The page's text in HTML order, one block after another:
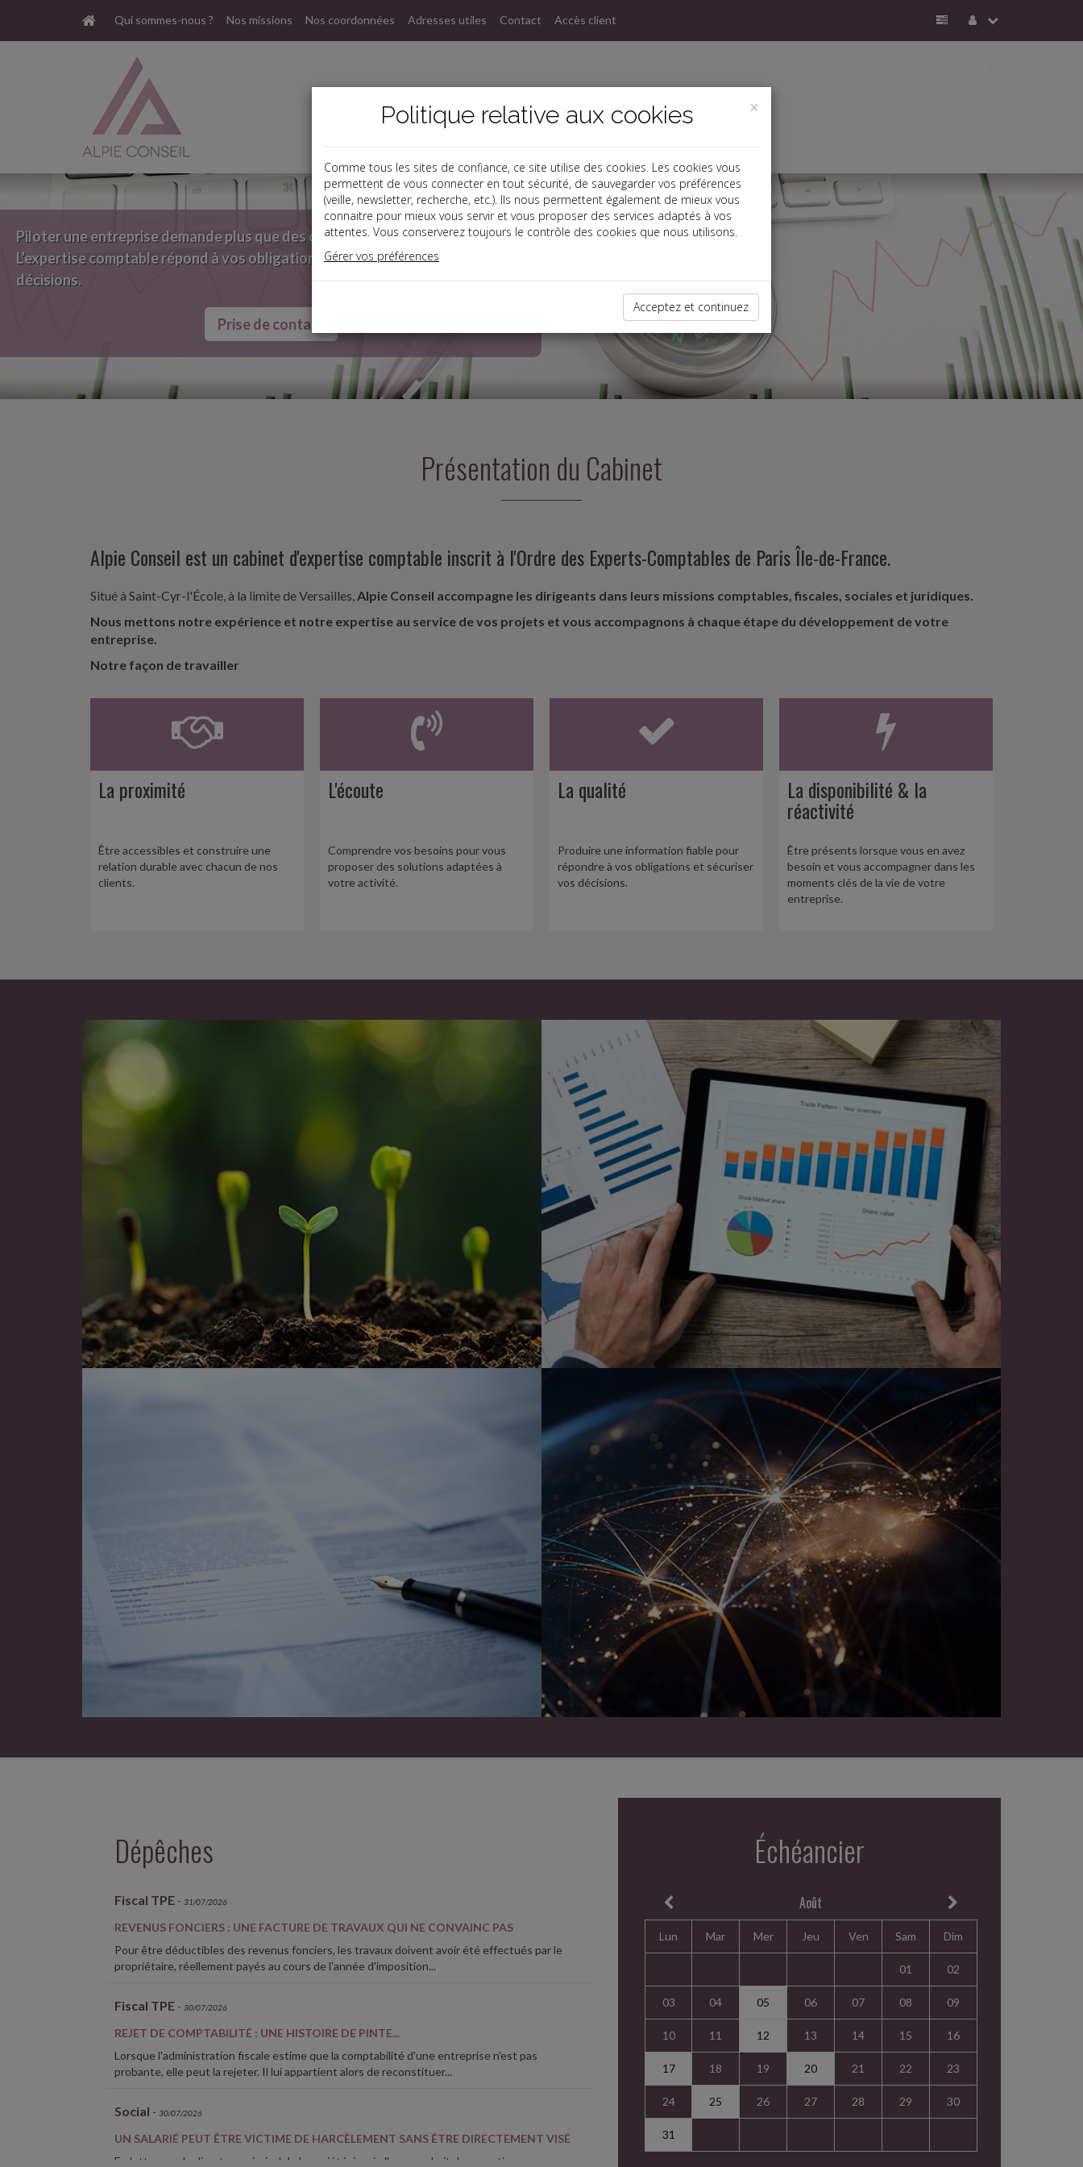
Qui sommes-nous ? Nos missions Nos coordonnées Adresses utiles Contact Accès client
Piloter une entreprise demande plus que des chiffres.
L’expertise comptable répond à vos obligations. Elle éclaire aussi vos
décisions.
Prise de contact
Présentation du Cabinet
Alpie Conseil est un cabinet d'expertise comptable inscrit à l'Ordre des Experts-Comptables de Paris Île-de-France.
Situé à Saint-Cyr-l'École, à la limite de Versailles,Alpie Conseil accompagne les dirigeants dans leurs missions comptables, fiscales, sociales et juridiques.
Nous mettons notre expérience et notre expertise au service de vos projets et vous accompagnons à chaque étape du développement de votre
entreprise.
Notre façon de travailler
La proximité
Être accessibles et construire une
relation durable avec chacun de nos
clients.
L'écoute
Comprendre vos besoins pour vous
proposer des solutions adaptées à
votre activité.
La qualité
Produire une information fiable pour
répondre à vos obligations et sécuriser
vos décisions.
La disponibilité & la
réactivité
Être présents lorsque vous en avez
besoin et vous accompagner dans les
moments clés de la vie de votre
entreprise.
Dépêches
Fiscal TPE - 31/07/2026
REVENUS FONCIERS : UNE FACTURE DE TRAVAUX QUI NE CONVAINC PAS
Pour être déductibles des revenus fonciers, les travaux doivent avoir été effectués par le
propriétaire, réellement payés au cours de l'année d'imposition...
Fiscal TPE - 30/07/2026
REJET DE COMPTABILITÉ : UNE HISTOIRE DE PINTE...
Lorsque l'administration fiscale estime que la comptabilité d'une entreprise n'est pas
probante, elle peut la rejeter. Il lui appartient alors de reconstituer...
Social - 30/07/2026
UN SALARIÉ PEUT ÊTRE VICTIME DE HARCÈLEMENT SANS ÊTRE DIRECTEMENT VISÉ
En lutte avec le directeur général de la société, à qui elle reprochait des « pratiques
Échéancier
Août
Lun Mar Mer Jeu Ven Sam Dim
01 02
03 04 05 06 07 08 09
10 11 12 13 14 15 16
17 18 19 20 21 22 23
24 25 26 27 28 29 30
31
×
Politique relative aux cookies
Comme tous les sites de confiance, ce site utilise des cookies. Les cookies vous
permettent de vous connecter en tout sécurité, de sauvegarder vos préférences
(veille, newsletter, recherche, etc.). Ils nous permettent également de mieux vous
connaitre pour mieux vous servir et vous proposer des services adaptés à vos
attentes. Vous conserverez toujours le contrôle des cookies que nous utilisons.
Gérer vos préférences
Acceptez et continuez